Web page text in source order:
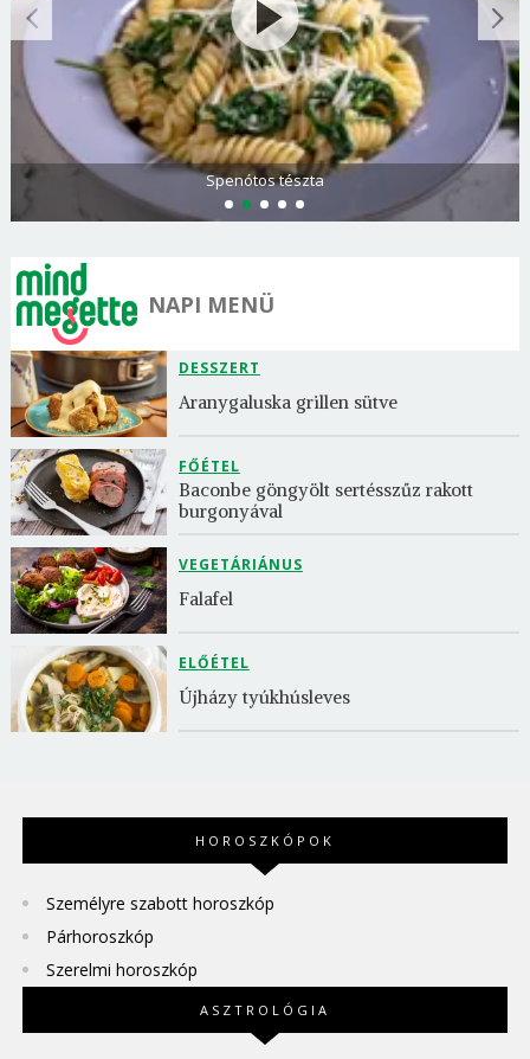
Spenótos tészta
NAPI MENÜ
DESSZERT
Aranygaluska grillen sütve
FŐÉTEL
Baconbe göngyölt sertésszűz rakott
burgonyával
VEGETÁRIÁNUS
Falafel
ELŐÉTEL
Újházy tyúkhúsleves
HOROSZKÓPOK
Személyre szabott horoszkóp
Párhoroszkóp
Szerelmi horoszkóp
ASZTROLÓGIA
Borsonline bejelentkezés
E-mail cím vagy felhasználónév